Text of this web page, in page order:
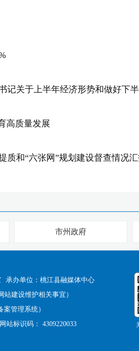
经济形势和做好下半年经济工作的重要讲
高质量发展
质和“六张网”规划建设督查情况
市州政府
承办单位：桃江县融媒体中心
站建设维护相关事宜）
案管理系统）
网站标识码： 4309220033